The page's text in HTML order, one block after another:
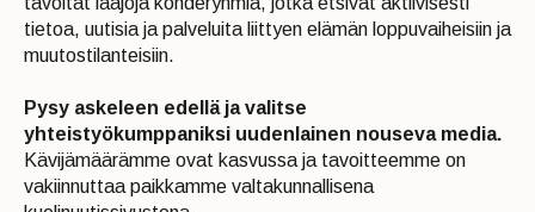
tietoa, uutisia ja palveluita liittyen elämän loppuvaiheisiin ja
muutostilanteisiin.
Pysy askeleen edellä ja valitse
yhteistyökumppaniksi uudenlainen nouseva media.
Kävijämäärämme ovat kasvussa ja tavoitteemme on
vakiinnuttaa paikkamme valtakunnallisena